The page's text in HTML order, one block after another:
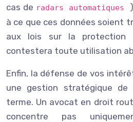
cas de radars automatiques
à ce que ces données soient
aux lois sur la
contestera toute utilisation
Enfin, la défense de vos
une gestion stratégique
terme. Un avocat en droit
concentre pas